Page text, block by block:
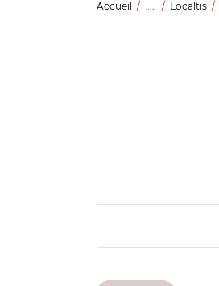
Accueil ... Localtis